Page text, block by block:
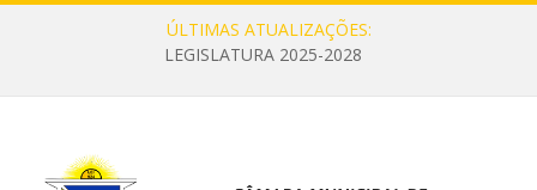
ÚLTIMAS ATUALIZAÇÕES:
LEGISLATURA 2025-2028